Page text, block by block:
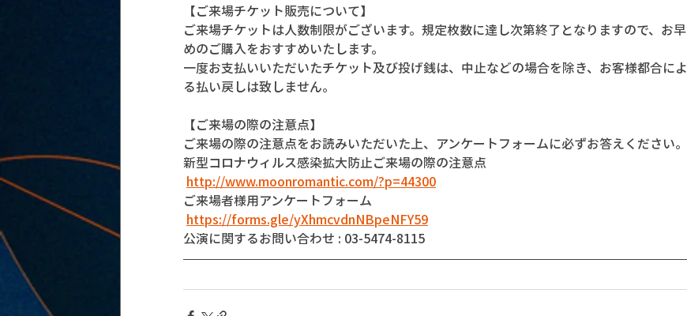
【ご来場チケット販売について】
ご来場チケットは人数制限がございます。規定枚数に達し次第終了となりますので、お早
めのご購入をおすすめいたします。
一度お支払いいただいたチケット及び投げ銭は、中止などの場合を除き、お客様都合によ
る払い戻しは致しません。
【ご来場の際の注意点】
ご来場の際の注意点をお読みいただいた上、アンケートフォームに必ずお答えください。
新型コロナウィルス感染拡大防止ご来場の際の注意点
http://www.moonromantic.com/?p=44300
ご来場者様用アンケートフォーム
https://forms.gle/yXhmcvdnNBpeNFY59
公演に関するお問い合わせ : 03-5474-8115